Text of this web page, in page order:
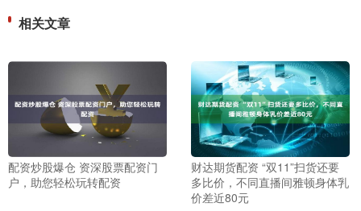
相关文章
配资炒股爆仓 资深股票配资门
户，助您轻松玩转配资
财达期货配资 “双11”扫货还要
多比价，不同直播间雅顿身体乳
价差近80元